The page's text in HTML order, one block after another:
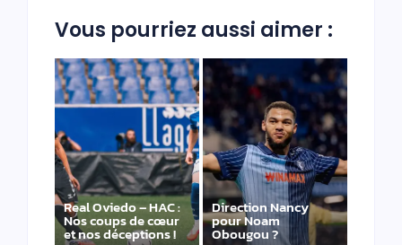
Vous pourriez aussi aimer :
Real Oviedo – HAC :
Nos coups de cœur
et nos déceptions !
Direction Nancy
pour Noam
Obougou ?